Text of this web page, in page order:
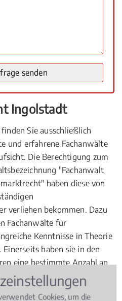
Ingolstadt
Sie ausschließlich
und erfahrene Fachanwälte
Die Berechtigung zum
"Fachanwalt
haben diese von
verliehen bekommen. Dazu
Fachanwälte für
Kenntnisse in Theorie
haben sie in den
eine bestimmte Anzahl an
bearbeitet. Andererseits
Fachanwaltskurs
Cookies, um die